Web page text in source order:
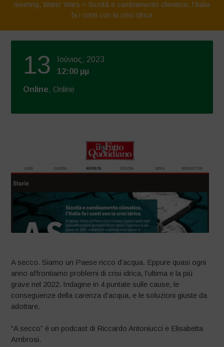
meeting, Water Wars > Siccità e cambiamento climatico, l’Italia
fa i conti con la crisi idrica
13
Ιούνιος, 2023
12:00 μμ
Online, Online
A secco. Siamo un Paese ricco d’acqua. Eppure quasi ogni
anno affrontiamo problemi di crisi idrica, l’ultima e la più
grave nel 2022. Indagine in 4 puntate sulle cause, le
conseguenze della carenza d’acqua, e le soluzioni giuste da
adottare.
“A secco” è un podcast di Riccardo Antoniucci e Elisabetta
Ambrosi.